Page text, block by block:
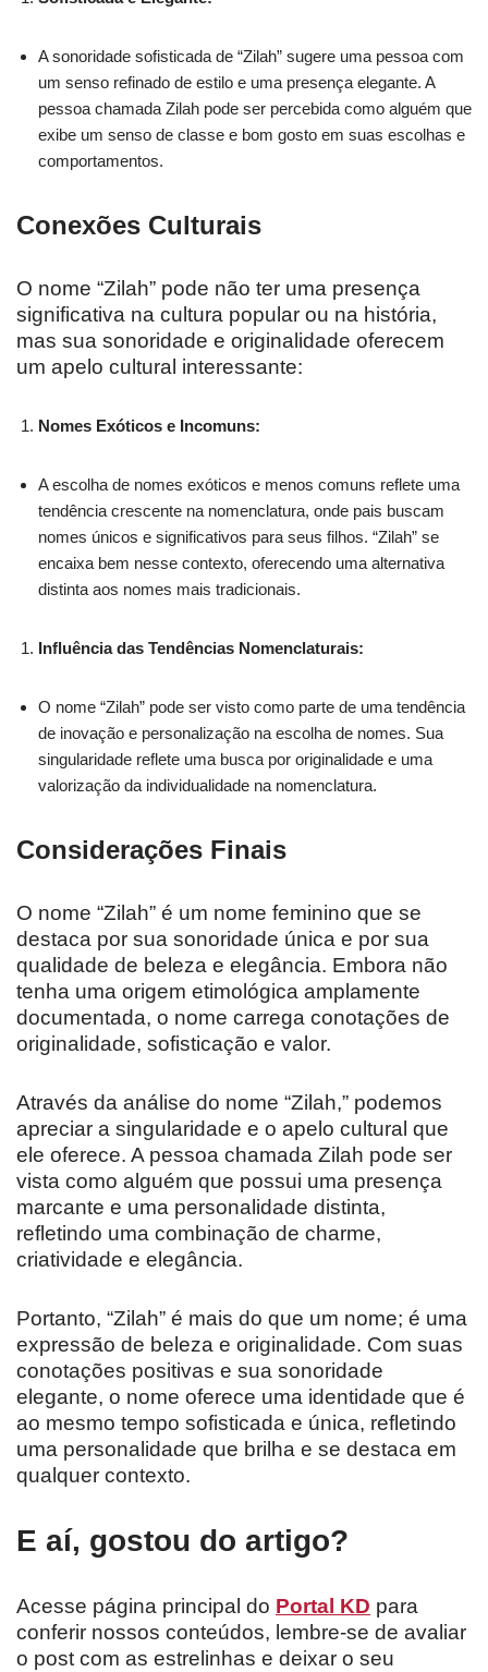
A sonoridade sofisticada de “Zilah” sugere uma pessoa com
um senso refinado de estilo e uma presença elegante. A
pessoa chamada Zilah pode ser percebida como alguém que
exibe um senso de classe e bom gosto em suas escolhas e
comportamentos.
Conexões Culturais
O nome “Zilah” pode não ter uma presença
significativa na cultura popular ou na história,
mas sua sonoridade e originalidade oferecem
um apelo cultural interessante:
Nomes Exóticos e Incomuns:
A escolha de nomes exóticos e menos comuns reflete uma
tendência crescente na nomenclatura, onde pais buscam
nomes únicos e significativos para seus filhos. “Zilah” se
encaixa bem nesse contexto, oferecendo uma alternativa
distinta aos nomes mais tradicionais.
Influência das Tendências Nomenclaturais:
O nome “Zilah” pode ser visto como parte de uma tendência
de inovação e personalização na escolha de nomes. Sua
singularidade reflete uma busca por originalidade e uma
valorização da individualidade na nomenclatura.
Considerações Finais
O nome “Zilah” é um nome feminino que se
destaca por sua sonoridade única e por sua
qualidade de beleza e elegância. Embora não
tenha uma origem etimológica amplamente
documentada, o nome carrega conotações de
originalidade, sofisticação e valor.
Através da análise do nome “Zilah,” podemos
apreciar a singularidade e o apelo cultural que
ele oferece. A pessoa chamada Zilah pode ser
vista como alguém que possui uma presença
marcante e uma personalidade distinta,
refletindo uma combinação de charme,
criatividade e elegância.
Portanto, “Zilah” é mais do que um nome; é uma
expressão de beleza e originalidade. Com suas
conotações positivas e sua sonoridade
elegante, o nome oferece uma identidade que é
ao mesmo tempo sofisticada e única, refletindo
uma personalidade que brilha e se destaca em
qualquer contexto.
E aí, gostou do artigo?
Acesse página principal do Portal KD para
conferir nossos conteúdos, lembre-se de avaliar
o post com as estrelinhas e deixar o seu